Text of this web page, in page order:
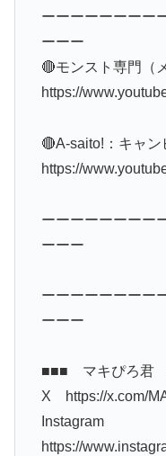
ーーーーーーーー
ーーー
🔴モンスト専門（
https://
🔴A-saito!：キャ
https://
ーーーーーーーー
ーーー
ーーーーーーーー
ーーー
■■■ マキぴろ君
X https://x.com/
Instagram
https://